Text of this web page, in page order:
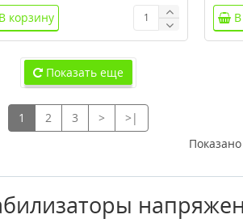
В корзину
Показать еще
1 2 3 >
>|